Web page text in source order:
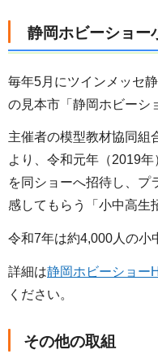
静岡ホビーショー
毎年5月にツインメッセ
の見本市「静岡ホビーシ
主催者の模型教材協同組
より、令和元年（2019
を同ショーへ招待し、プ
感してもらう「小中高生
令和7年は約4,000人の小
詳細は静岡ホビーショー
ください。
その他の取組